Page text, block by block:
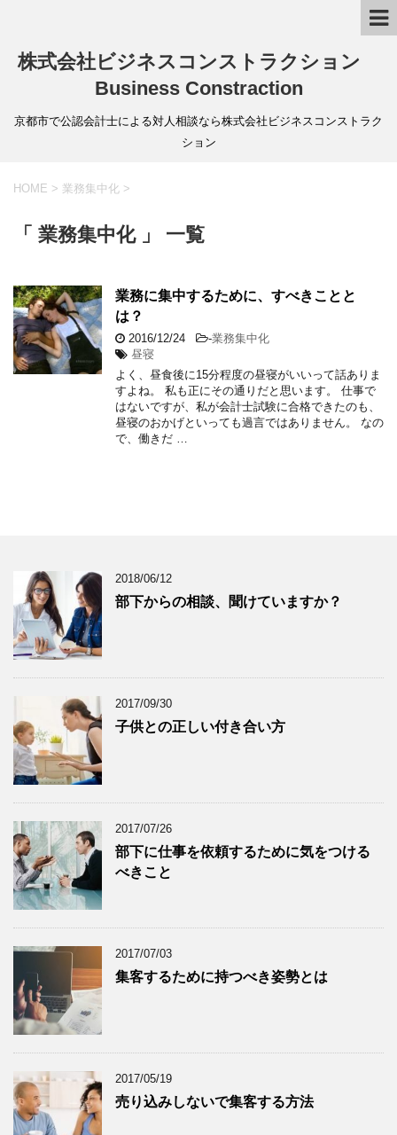
株式会社ビジネスコンストラクション
Business Constraction
京都市で公認会計士による対人相談なら株式会社ビジネスコンストラク
ション
HOME > 業務集中化 >
「 業務集中化 」 一覧
業務に集中するために、すべきことと
は？
2016/12/24 -業務集中化
昼寝
よく、昼食後に15分程度の昼寝がいいって話ありま
すよね。 私も正にその通りだと思います。 仕事で
はないですが、私が会計士試験に合格できたのも、
昼寝のおかげといっても過言ではありません。 なの
で、働きだ …
2018/06/12
部下からの相談、聞けていますか？
2017/09/30
子供との正しい付き合い方
2017/07/26
部下に仕事を依頼するために気をつける
べきこと
2017/07/03
集客するために持つべき姿勢とは
2017/05/19
売り込みしないで集客する方法